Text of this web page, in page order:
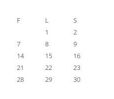
F L
S
1
2
7 8
9
14 15
16
21 22
23
28 29
30